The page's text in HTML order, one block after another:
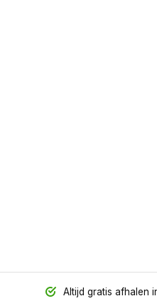
Altijd gratis afhalen